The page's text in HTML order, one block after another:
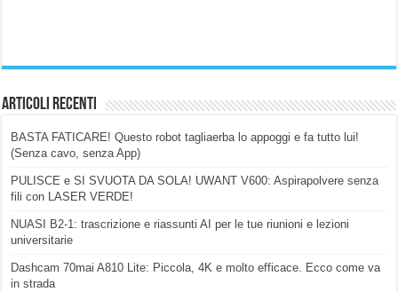
Articoli Recenti
BASTA FATICARE! Questo robot tagliaerba lo appoggi e fa tutto lui!
(Senza cavo, senza App)
PULISCE e SI SVUOTA DA SOLA! UWANT V600: Aspirapolvere senza
fili con LASER VERDE!
NUASI B2-1: trascrizione e riassunti AI per le tue riunioni e lezioni
universitarie
Dashcam 70mai A810 Lite: Piccola, 4K e molto efficace. Ecco come va
in strada